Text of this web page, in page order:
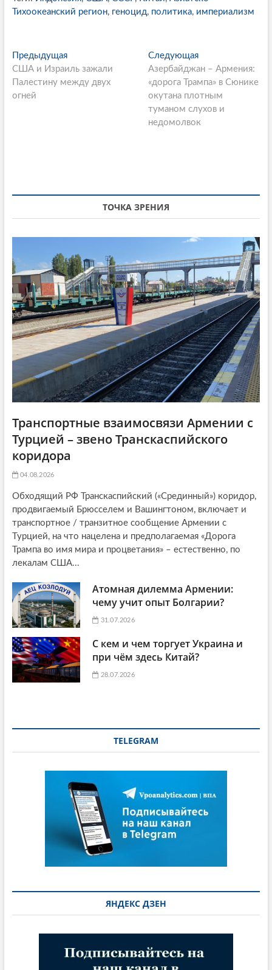
Тихоокеанский регион, геноцид, политика, империализм
P
o
s
i
g
a
t
i
o
n
ПредыдущаяП
р
е
я
:
США и Израиль зажали
Палестину между двух
огней
Следующая
л
е
д
у
ю
я
:
Азербайджан – Армения:
«дорога Трампа» в Сюнике
окутана плотным
туманом слухов и
недомолвок
ТОЧКА ЗРЕНИЯ
Транспортные взаимосвязи Армении с
Турцией – звено Транскаспийского
коридора
04.08.2026
Обходящий РФ Транскаспийский («Срединный») коридор,
продвигаемый Брюсселем и Вашингтоном, включает и
транспортное / транзитное сообщение Армении с
Турцией, на что нацелена и предполагаемая «Дорога
Трампа во имя мира и процветания» – естественно, по
лекалам США...
Атомная дилемма Армении:
чему учит опыт Болгарии?
31.07.2026
С кем и чем торгует Украина и
при чём здесь Китай?
28.07.2026
TELEGRAM
ЯНДЕКС ДЗЕН